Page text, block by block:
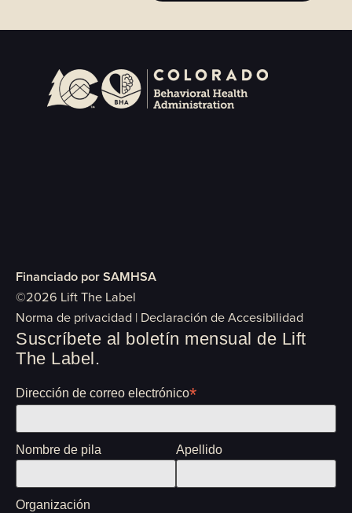
Financiado por SAMHSA
©2026 Lift The Label
Norma de privacidad | Declaración de Accesibilidad
Suscríbete al boletín mensual de Lift
The Label.
Dirección de correo electrónico*
Nombre de pila Apellido
Organización